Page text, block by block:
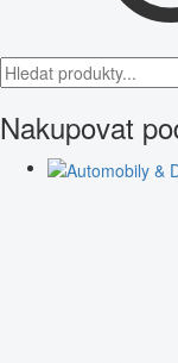
Nakupovat